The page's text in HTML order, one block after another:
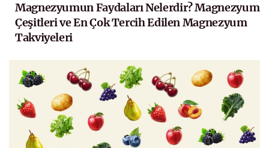
Magnezyumun Faydaları Nelerdir? Magnezyum
Çeşitleri ve En Çok Tercih Edilen Magnezyum
Takviyeleri